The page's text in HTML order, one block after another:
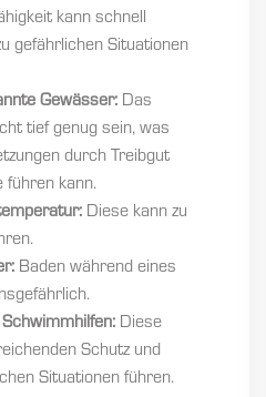
kann schnell
gefährlichen Situationen
Gewässer: Das
tief genug sein, was
durch Treibgut
führen kann.
Diese kann zu
Baden während eines
Diese
Schutz und
Situationen führen.